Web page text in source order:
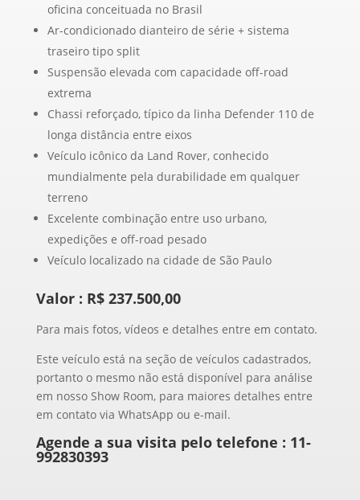
oficina conceituada no Brasil
Ar-condicionado dianteiro de série + sistema
traseiro tipo split
Suspensão elevada com capacidade off-road
extrema
Chassi reforçado, típico da linha Defender 110 de
longa distância entre eixos
Veículo icônico da Land Rover, conhecido
mundialmente pela durabilidade em qualquer
terreno
Excelente combinação entre uso urbano,
expedições e off-road pesado
Veículo localizado na cidade de São Paulo
Valor : R$ 237.500,00
Para mais fotos, vídeos e detalhes entre em contato.
Este veículo está na seção de veículos cadastrados,
portanto o mesmo não está disponível para análise
em nosso Show Room, para maiores detalhes entre
em contato via WhatsApp ou e-mail.
Agende a sua visita pelo telefone : 11-
992830393